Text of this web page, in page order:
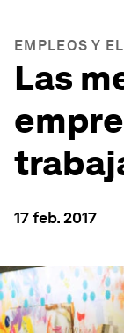
EMPLEOS Y
Las
17 feb. 2017